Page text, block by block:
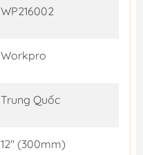
WP216002
Workpro
Trung Quốc
12" (300mm)